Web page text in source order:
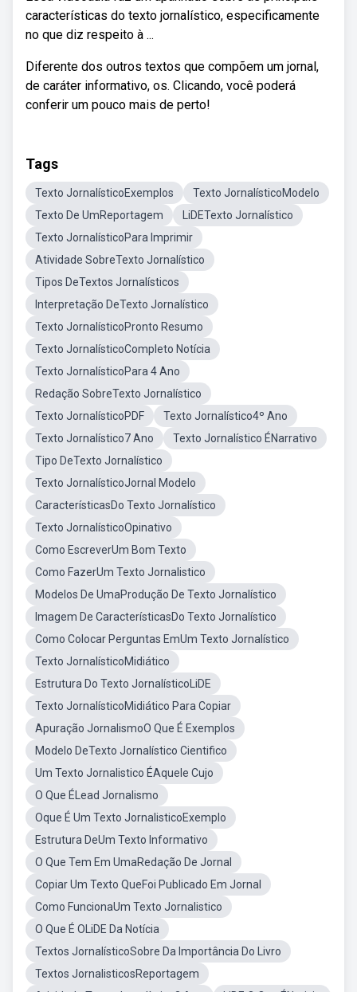
características do texto jornalístico, especificamente
no que diz respeito à ...
Diferente dos outros textos que compõem um jornal,
de caráter informativo, os. Clicando, você poderá
conferir um pouco mais de perto!
Tags
Texto JornalísticoExemplos
Texto JornalísticoModelo
Texto De UmReportagem
LiDETexto Jornalístico
Texto JornalísticoPara Imprimir
Atividade SobreTexto Jornalístico
Tipos DeTextos Jornalísticos
Interpretação DeTexto Jornalístico
Texto JornalísticoPronto Resumo
Texto JornalísticoCompleto Notícia
Texto JornalísticoPara 4 Ano
Redação SobreTexto Jornalístico
Texto JornalísticoPDF
Texto Jornalístico4º Ano
Texto Jornalístico7 Ano
Texto Jornalístico ÉNarrativo
Tipo DeTexto Jornalístico
Texto JornalísticoJornal Modelo
CaracterísticasDo Texto Jornalístico
Texto JornalísticoOpinativo
Como EscreverUm Bom Texto
Como FazerUm Texto Jornalistico
Modelos De UmaProdução De Texto Jornalístico
Imagem De CaracterísticasDo Texto Jornalístico
Como Colocar Perguntas EmUm Texto Jornalístico
Texto JornalísticoMidiático
Estrutura Do Texto JornalísticoLiDE
Texto JornalísticoMidiático Para Copiar
Apuração JornalismoO Que É Exemplos
Modelo DeTexto Jornalístico Cientifico
Um Texto Jornalistico ÉAquele Cujo
O Que ÉLead Jornalismo
Oque É Um Texto JornalisticoExemplo
Estrutura DeUm Texto Informativo
O Que Tem Em UmaRedação De Jornal
Copiar Um Texto QueFoi Publicado Em Jornal
Como FuncionaUm Texto Jornalistico
O Que É OLiDE Da Notícia
Textos JornalísticoSobre Da Importância Do Livro
Textos JornalisticosReportagem